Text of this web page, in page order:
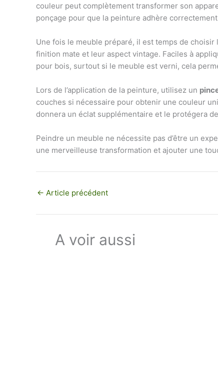
couleur peut complètement transformer son
ponçage pour que la peinture adhère
Une fois le meuble préparé, il est temps de
finition mate et leur aspect vintage. Faciles à
pour bois, surtout si le meuble est verni, cela
Lors de l’application de la peinture, utilisez un
couches si nécessaire pour obtenir une couleur
donnera un éclat supplémentaire et le protégera
Peindre un meuble ne nécessite pas d’être un
une merveilleuse transformation et ajouter une
← Article précédent
A voir aussi